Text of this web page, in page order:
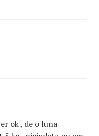
ok , de o luna